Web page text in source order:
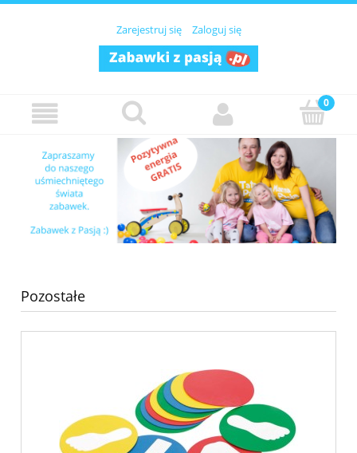
Zarejestruj się Zaloguj się
Pozostałe